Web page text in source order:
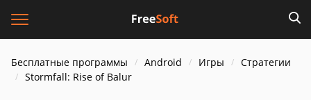
Бесплатные программы Android Игры
Стратегии
Stormfall: Rise of Balur